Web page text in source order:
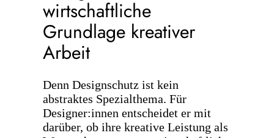
wirtschaftliche
Grundlage kreativer
Arbeit
Denn Designschutz ist kein
abstraktes Spezialthema. Für
Designer:innen entscheidet er mit
darüber, ob ihre kreative Leistung als